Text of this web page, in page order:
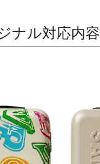
ナル対応内容